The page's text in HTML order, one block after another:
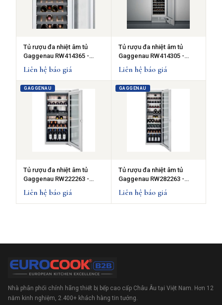
Tủ rượu đa nhiệt âm tủ
Gaggenau RW414365 -
series 400, 272L
Liên hệ báo giá
Tủ rượu đa nhiệt âm tủ
Gaggenau RW414305 -
series 400, 272L
Liên hệ báo giá
GAGGENAU
Tủ rượu đa nhiệt âm tủ
Gaggenau RW222263 -
series 200, 159L
Liên hệ báo giá
GAGGENAU
Tủ rượu đa nhiệt âm tủ
Gaggenau RW282263 -
series 200, 259L
Liên hệ báo giá
Nhà phân phối chính hãng thiết bị bếp cao cấp Châu Âu tại Việt Nam. Hơn 12
năm kinh nghiệm, 2.400+ khách hàng tin tưởng.